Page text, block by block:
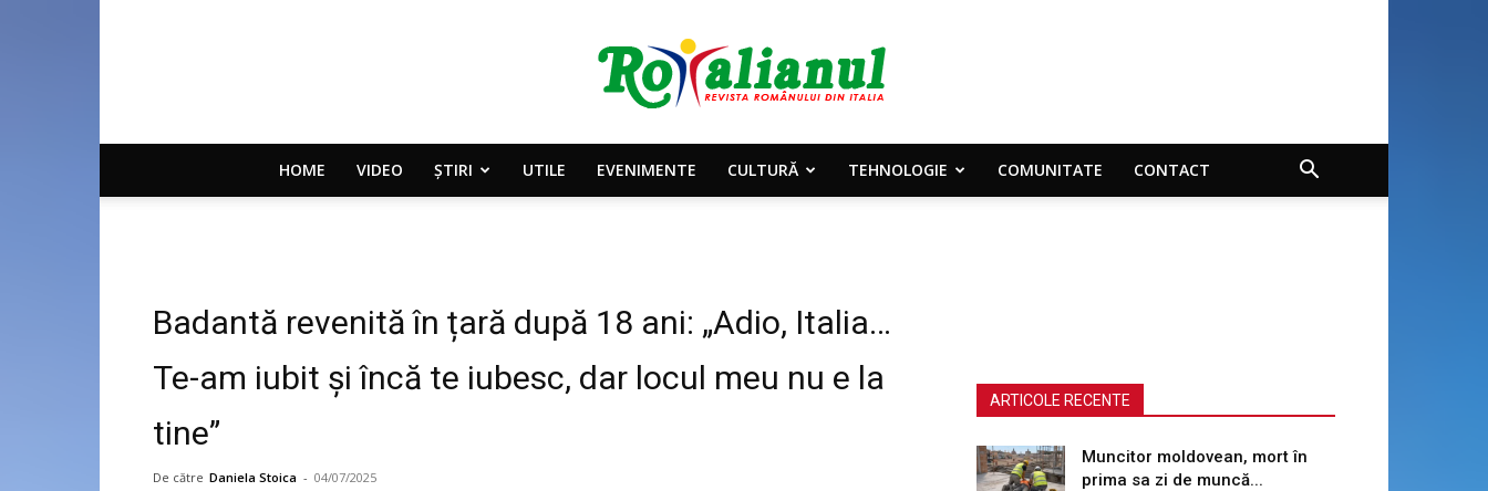
Rotalianul
–
HOME VIDEO ȘTIRI UTILE EVENIMENTE CULTURĂ TEHNOLOGIE COMUNITATE CONTACT
Badantă revenită în țară după 18 ani: „Adio, Italia…
Te-am iubit și încă te iubesc, dar locul meu nu e la
tine”
De către Daniela Stoica - 04/07/2025
ARTICOLE RECENTE
Muncitor moldovean, mort în
prima sa zi de muncă...